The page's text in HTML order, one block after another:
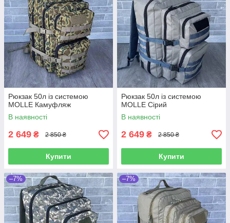
Рюкзак 50л із системою
MOLLE Камуфляж
В наявності
2 649 ₴ 2 850 ₴
Купити
Рюкзак 50л із системою
MOLLE Сірий
В наявності
2 649 ₴ 2 850 ₴
Купити
–7% –7%